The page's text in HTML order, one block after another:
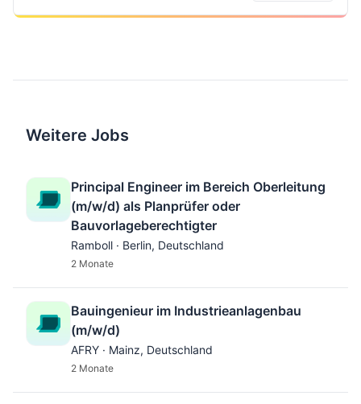
Weitere Jobs
Principal Engineer im Bereich Oberleitung
(m/w/d) als Planprüfer oder
Bauvorlageberechtigter
Ramboll · Berlin, Deutschland
2 Monate
Bauingenieur im Industrieanlagenbau
(m/w/d)
AFRY · Mainz, Deutschland
2 Monate